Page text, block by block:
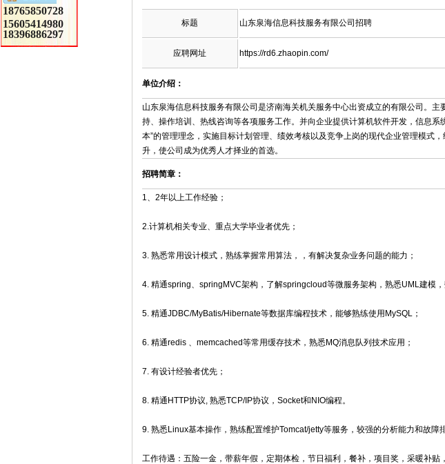
标题 山东泉海信息科技服务有限公司招聘
应聘网址 https://rd6.zhaopin.com/
单位介绍：
山东泉海信息科技服务有限公司是济南海关机关服务中心出资成立的有限公司。
持、操作培训、热线咨询等各项服务工作。并向企业提供计算机软件开发，信息
本”的管理理念，实施目标计划管理、绩效考核以及竞争上岗的现代企业管理模式
升，使公司成为优秀人才择业的首选。
招聘简章：
1、2年以上工作经验；
2.计算机相关专业、重点大学毕业者优先；
3. 熟悉常用设计模式，熟练掌握常用算法，，有解决复杂业务问题的能力；
4. 精通spring、springMVC架构，了解springcloud等微服务架构，熟悉UML建模，
5. 精通JDBC/MyBatis/Hibernate等数据库编程技术，能够熟练使用MySQL；
6. 精通redis 、memcached等常用缓存技术，熟悉MQ消息队列技术应用；
7. 有设计经验者优先；
8. 精通HTTP协议, 熟悉TCP/IP协议，Socket和NIO编程。
9. 熟悉Linux基本操作，熟练配置维护Tomcat/jetty等服务，较强的分析能力和故障
工作待遇：五险一金，带薪年假，定期体检，节日福利，餐补，项目奖，采暖补贴
18765850728
15605414980
18396886297